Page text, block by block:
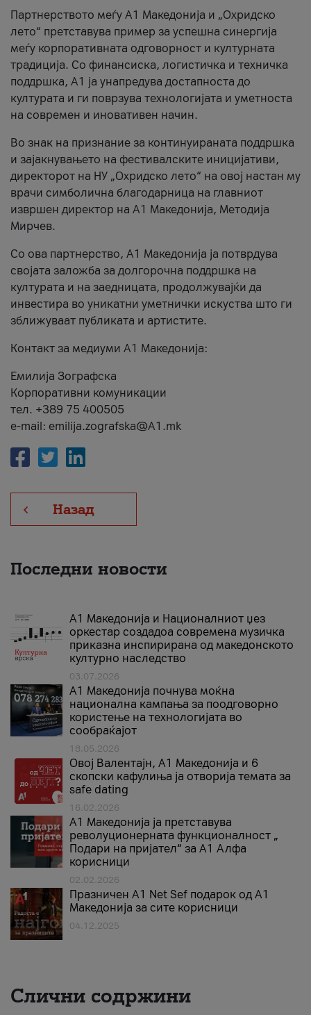
Партнерството меѓу A1 Македонија и „Охридско
лето“ претставува пример за успешна синергија
меѓу корпоративната одговорност и културната
традиција. Со финансиска, логистичка и техничка
поддршка, A1 ја унапредува достапноста до
културата и ги поврзува технологијата и уметноста
на современ и иновативен начин.
Во знак на признание за континуираната поддршка
и зајакнувањето на фестивалските иницијативи,
директорот на НУ „Охридско лето“ на овој настан му
врачи симболична благодарница на главниот
извршен директор на A1 Македонија, Методија
Мирчев.
Со ова партнерство, A1 Македонија ја потврдува
својата заложба за долгорочна поддршка на
културата и на заедницата, продолжувајќи да
инвестира во уникатни уметнички искуства што ги
зближуваат публиката и артистите.
Контакт за медиуми А1 Македонија:
Емилија Зографска
Корпоративни комуникации
тел. +389 75 400505
e-mail: emilija.zografska@A1.mk
Назад
Последни новости
А1 Македонија и Националниот џез
оркестар создадоа современа музичка
приказна инспирирана од македонското
културно наследство
03.07.2026
A1 Македонија почнува моќна
национална кампања за поодговорно
користење на технологијата во
сообраќајот
18.05.2026
Овој Валентајн, A1 Македонија и 6
скопски кафулиња ја отворија темата за
safe dating
16.02.2026
А1 Македонија ја претставува
револуционерната функционалност „
Подари на пријател“ за А1 Алфа
корисници
02.02.2026
Празничен A1 Net Sеf подарок од А1
Македонија за сите корисници
04.12.2025
Слични содржини